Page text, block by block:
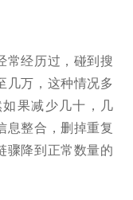
常经历过，碰到搜
几万，这种情况多
果减少几十，几
息整合，删掉重复
骤降到正常数量的